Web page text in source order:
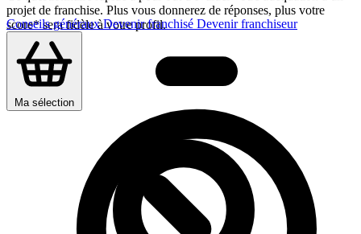
Conseils générauxDevenir franchisé Devenir franchiseur
Ma sélection
projet de franchise. Plus vous donnerez de réponses, plus votre
score* sera fidèle à votre profil.